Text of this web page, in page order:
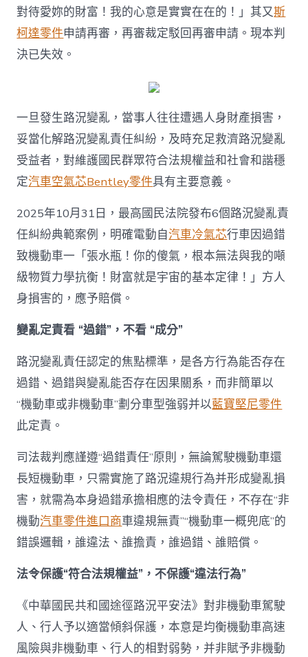
對待愛妳的財富！我的心意是實實在在的！」其又斯
柯達零件申請再審，再審裁定駁回再審申請。現本判
決已失效。
一旦發生路況變亂，當事人往往遭遇人身財產損害，
妥當化解路況變亂責任糾紛，及時充足救濟路況變亂
受益者，對維護國民群眾符合法規權益和社會和諧穩
定汽車空氣芯Bentley零件具有主要意義。
2025年10月31日，最高國民法院發布6個路況變亂責
任糾紛典範案例，明確電動自汽車冷氣芯行車因過錯
致機動車一「張水瓶！你的傻氣，根本無法與我的噸
級物質力學抗衡！財富就是宇宙的基本定律！」方人
身損害的，應予賠償。
變亂定責看 “過錯”，不看 “成分”
路況變亂責任認定的焦點標準，是各方行為能否存在
過錯、過錯與變亂能否存在因果關系，而非簡單以
“機動車或非機動車”劃分車型強弱并以藍寶堅尼零件
此定責。
司法裁判應謹遵“過錯責任”原則，無論駕駛機動車還
長短機動車，只需實施了路況違規行為并形成變亂損
害，就需為本身過錯承擔相應的法令責任，不存在“非
機動汽車零件進口商車違規無責”“機動車一概兜底”的
錯誤邏輯，誰違法、誰擔責，誰過錯、誰賠償。
法令保護“符合法規權益”，不保護“違法行為”
《中華國民共和國途徑路況平安法》對非機動車駕駛
人、行人予以適當傾斜保護，本意是均衡機動車高速
風險與非機動車、行人的相對弱勢，并非賦予非機動